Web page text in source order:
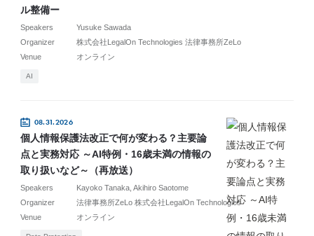
ル整備ー
Speakers
Yusuke Sawada
Organizer
株式会社LegalOn Technologies 法律事務所ZeLo
Venue
オンライン
AI
08.31.2026
個人情報保護法改正で何が変わる？主要論
点と実務対応 ～AI特例・16歳未満の情報の
取り扱いなど～（再放送）
Speakers Kayoko Tanaka Akihiro Saotome
Organizer
法律事務所ZeLo 株式会社LegalOn Technologies
Venue
オンライン